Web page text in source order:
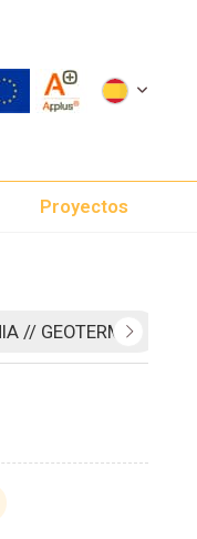
Proyectos
// GEOTERMIA